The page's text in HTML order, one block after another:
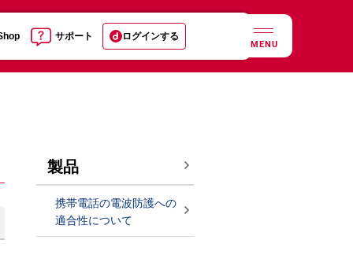
サポート ログインする
MENU
製品
携帯電話の電波防護への
適合性について